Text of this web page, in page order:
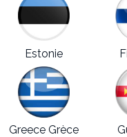
Estonie
Greece Grèce